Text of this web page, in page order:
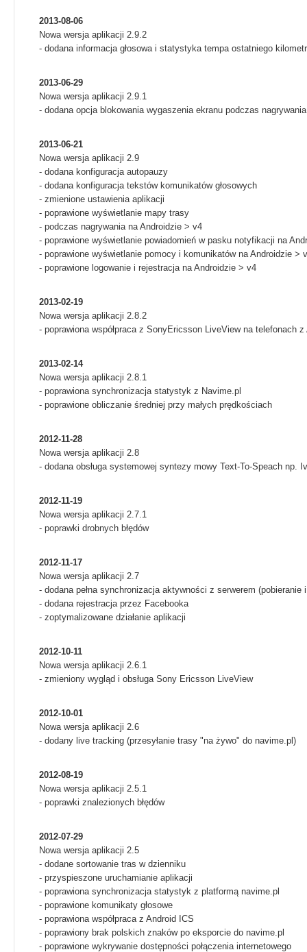
2013-08-06
Nowa wersja aplikacji 2.9.2
- dodana informacja głosowa i statystyka tempa ostatniego
2013-06-29
Nowa wersja aplikacji 2.9.1
- dodana opcja blokowania wygaszenia ekranu podczas
2013-06-21
Nowa wersja aplikacji 2.9
- dodana konfiguracja autopauzy
- dodana konfiguracja tekstów komunikatów głosowych
- zmienione ustawienia aplikacji
- poprawione wyświetlanie mapy trasy
- podczas nagrywania na Androidzie > v4
- poprawione wyświetlanie powiadomień w pasku notyfikacji na
- poprawione wyświetlanie pomocy i komunikatów na Androidzie >
- poprawione logowanie i rejestracja na Androidzie > v4
2013-02-19
Nowa wersja aplikacji 2.8.2
- poprawiona współpraca z SonyEricsson LiveView na telefonach z
2013-02-14
Nowa wersja aplikacji 2.8.1
- poprawiona synchronizacja statystyk z Navime.pl
- poprawione obliczanie średniej przy małych prędkościach
2012-11-28
Nowa wersja aplikacji 2.8
- dodana obsługa systemowej syntezy mowy Text-To-Speach np.
2012-11-19
Nowa wersja aplikacji 2.7.1
- poprawki drobnych błędów
2012-11-17
Nowa wersja aplikacji 2.7
- dodana pełna synchronizacja aktywności z serwerem (pobieranie
- dodana rejestracja przez Facebooka
- zoptymalizowane działanie aplikacji
2012-10-11
Nowa wersja aplikacji 2.6.1
- zmieniony wygląd i obsługa Sony Ericsson LiveView
2012-10-01
Nowa wersja aplikacji 2.6
- dodany live tracking (przesyłanie trasy "na żywo" do navime.pl)
2012-08-19
Nowa wersja aplikacji 2.5.1
- poprawki znalezionych błędów
2012-07-29
Nowa wersja aplikacji 2.5
- dodane sortowanie tras w dzienniku
- przyspieszone uruchamianie aplikacji
- poprawiona synchronizacja statystyk z platformą navime.pl
- poprawione komunikaty głosowe
- poprawiona współpraca z Android ICS
- poprawiony brak polskich znaków po eksporcie do navime.pl
- poprawione wykrywanie dostępności połączenia internetowego